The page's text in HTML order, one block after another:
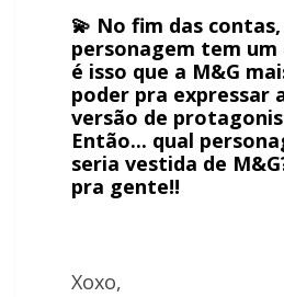
💫 No fim das contas,
personagem tem
é isso que a M&G
poder pra expressar
versão de
Então... qual
seria vestida de
pra gente!!
Xoxo,